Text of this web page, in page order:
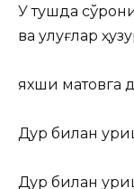
У тушда
ва улуғлар
яхши мақтовга
Дур билан
Дур билан